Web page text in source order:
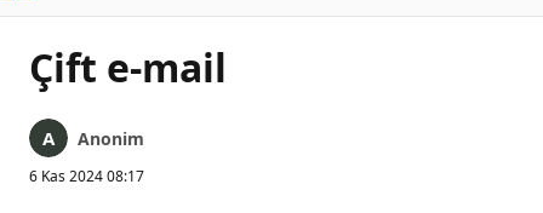
Çift e-mail
Anonim
6 Kas 2024 08:17